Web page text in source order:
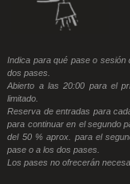
Indica para qué pase o sesión
dos pases.
Abierto a las 20:00 para el
limitado.
Reserva de entradas para
para continuar en el segundo
del 50 % aprox. para el
pase o a los dos pases.
Los pases no ofrecerán